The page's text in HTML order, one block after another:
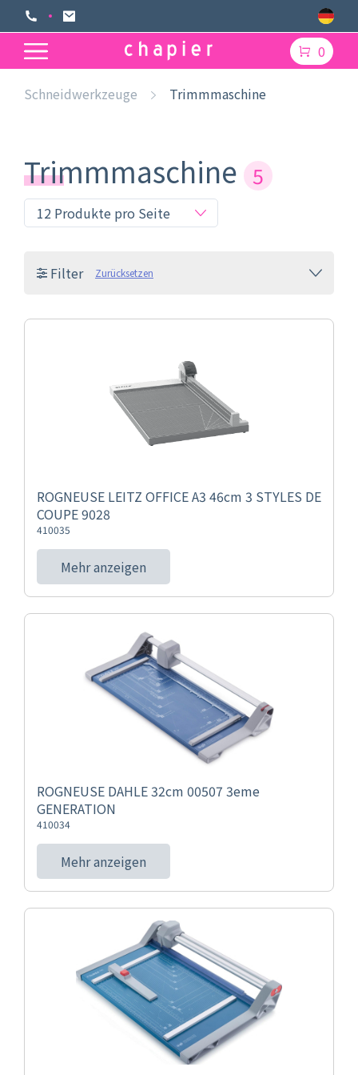
0
Schneidwerkzeuge Trimmmaschine
Trimmmaschine 5
Filter Zurücksetzen
ROGNEUSE LEITZ OFFICE A3 46cm 3 STYLES DE
COUPE 9028
410035
Mehr anzeigen
ROGNEUSE DAHLE 32cm 00507 3eme
GENERATION
410034
Mehr anzeigen